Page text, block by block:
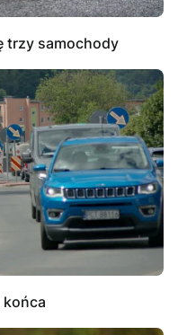
trzy samochody
końca